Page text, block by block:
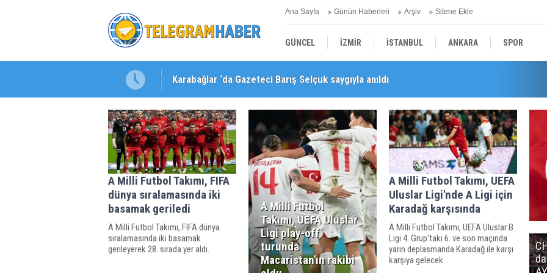
Ana Sayfa Günün Haberleri Arşiv Sitene Ekle
GÜNCEL İZMİR İSTANBUL ANKARA SPOR
YEREL SAĞLIK
Karabağlar ‘da Gazeteci Barış Selçuk saygıyla anıldı
A Milli Futbol Takımı, FIFA
dünya sıralamasında iki
basamak geriledi
A Milli Futbol Takımı, FIFA dünya
sıralamasında iki basamak
gerileyerek 28. sırada yer aldı.
A Milli Futbol
Takımı, UEFA Uluslar
Ligi play-off
turunda
Macaristan'ın rakibi
A Milli Futbol Takımı, UEFA
Uluslar Ligi'nde A Ligi için
Karadağ karşısında
A Milli Futbol Takımı, UEFA Uluslar B
Ligi 4. Grup'taki 6. ve son maçında
yarın deplasmanda Karadağ ile karşı
karşıya gelecek.